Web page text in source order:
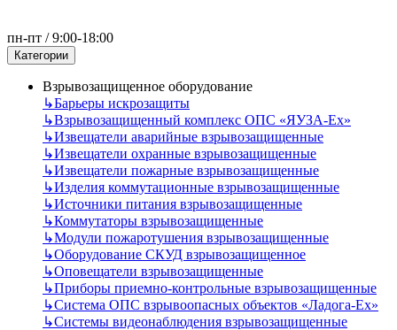
пн-пт / 9:00-18:00
Категории
Взрывозащищенное оборудование
↳Барьеры искрозащиты
↳Взрывозащищенный комплекс ОПС «ЯУЗА-Ех»
↳Извещатели аварийные взрывозащищенные
↳Извещатели охранные взрывозащищенные
↳Извещатели пожарные взрывозащищенные
↳Изделия коммутационные взрывозащищенные
↳Источники питания взрывозащищенные
↳Коммутаторы взрывозащищенные
↳Модули пожаротушения взрывозащищенные
↳Оборудование СКУД взрывозащищенное
↳Оповещатели взрывозащищенные
↳Приборы приемно-контрольные взрывозащищенные
↳Система ОПС взрывоопасных объектов «Ладога-Ex»
↳Системы видеонаблюдения взрывозащищенные